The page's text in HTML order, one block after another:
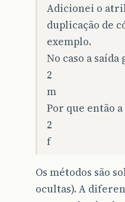
}
Adicionei o
duplicação de
exemplo.
No caso a saída
2
m
Por que então
2
f
Os métodos são
ocultas). A